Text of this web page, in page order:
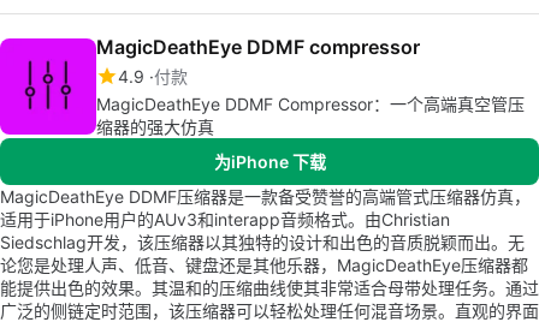
MagicDeathEye DDMF compressor
4.9 付款
MagicDeathEye DDMF Compressor：一个高端真空管压
缩器的强大仿真
为iPhone 下载
MagicDeathEye DDMF压缩器是一款备受赞誉的高端管式压缩器仿真，
适用于iPhone用户的AUv3和interapp音频格式。由Christian
Siedschlag开发，该压缩器以其独特的设计和出色的音质脱颖而出。无
论您是处理人声、低音、键盘还是其他乐器，MagicDeathEye压缩器都
能提供出色的效果。其温和的压缩曲线使其非常适合母带处理任务。通过
广泛的侧链定时范围，该压缩器可以轻松处理任何混音场景。直观的界面